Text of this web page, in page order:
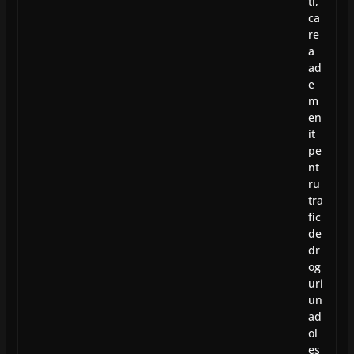
ca
re
a
ad
e
m
en
it
pe
nt
ru
tra
fic
de
dr
og
uri
un
ad
ol
es